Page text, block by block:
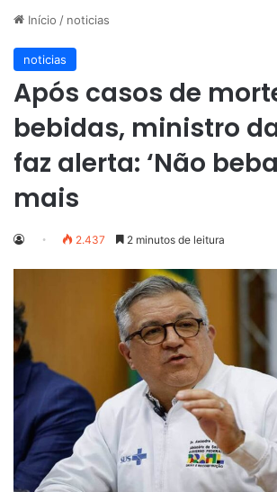
Início / noticias
noticias
Após casos de
bebidas, ministro
faz alerta: ‘Não
mais
2.437 2 minutos de leitura